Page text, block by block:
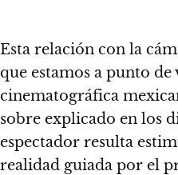
Esta relación con la
que estamos a punto
cinematográfica
sobre explicado en los
espectador resulta
realidad guiada por el